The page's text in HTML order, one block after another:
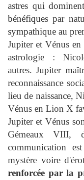
astres qui
bénéfiques par
sympathique au
Jupiter et Vénus
astrologie :
autres. Jupiter
reconnaissance
lieu de naissance,
Vénus en Lion X
Jupiter et Vénus
Gémeaux VIII,
communication
mystère voire
renforcée par la